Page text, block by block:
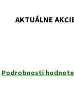
AKTUÁLNE
Podrobnosti